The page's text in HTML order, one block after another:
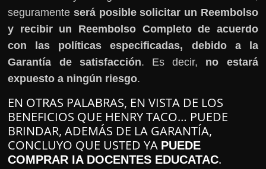
seguramenteserá posible solicitar un Reembolso
y recibir un Reembolso Completo de acuerdo
con las políticas especificadas, debido a la
Garantía de satisfacción. Es decir, no estará
expuesto a ningún riesgo.
EN OTRAS PALABRAS, EN VISTA DE LOS
BENEFICIOS QUE HENRY TACO… PUEDE
BRINDAR, ADEMÁS DE LA GARANTÍA,
CONCLUYO QUE USTED YA PUEDE
COMPRAR IA DOCENTES EDUCATAC.